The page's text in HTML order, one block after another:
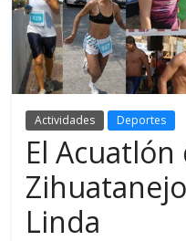
Actividades Deportes
El
Linda